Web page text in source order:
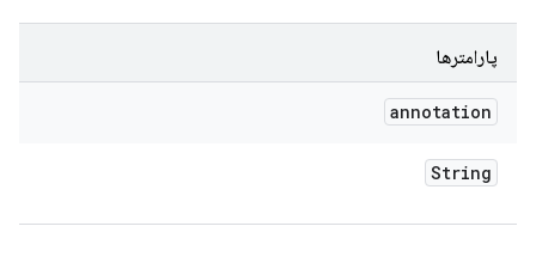
پارامترها
annotation
String